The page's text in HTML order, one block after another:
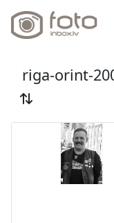
riga-orint-